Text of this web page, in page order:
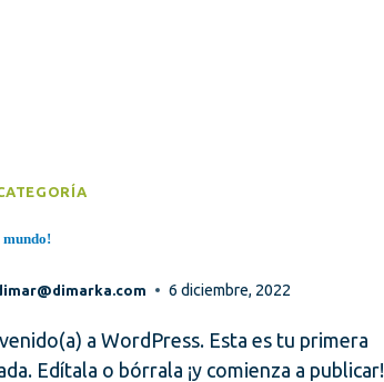
mundo!
6 diciembre, 2022
a WordPress. Esta es tu primera
Edítala o bórrala ¡y comienza a publicar!